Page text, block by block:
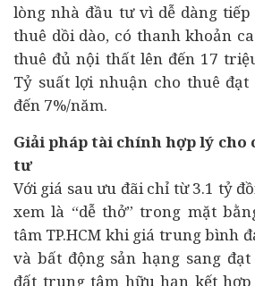
lòng nhà đầu tư vì dễ dàng
thuê dồi dào, có thanh khoản
thuê đủ nội thất lên đến 17
Tỷ suất lợi nhuận cho thuê
đến 7%/năm.
Giải pháptài chínhhợp lý cho
tư
Với giá sau ưu đãi chỉ từ 3.1 tỷ
xem là “dễ thở” trong mặt
tâm TP.HCM khi giá trung bình
và bất động sản hạng sang
đất trung tâm hữu hạn kết